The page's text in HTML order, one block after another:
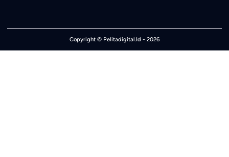
Copyright © Pelitadigital.Id - 2026